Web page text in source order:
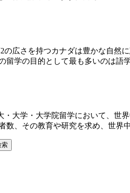
さを持つカナダは豊かな自然に
留学の目的として最も多いのは
大学・大学院留学において、世
数、その教育や研究を求め、世界